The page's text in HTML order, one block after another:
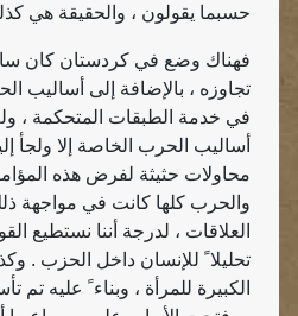
حسبما يقولون ، والحقيقة هي
فهناك وضع في كردستان كان
تجاوزه ، بالإضافة إلى أساليب
في خدمة الطبقات المتحكمة ،
أساليب الحرب الخاصة إلا ولجأ
محاولات حثيثة لفرض هذه
والحرب كلها كانت في مواجهة
العلاقات ، لدرجة أننا نستطيع
تحليلا ً للإنسان داخل الحزب .
الكبيرة للمرأة ، وبناء ً عليه تم